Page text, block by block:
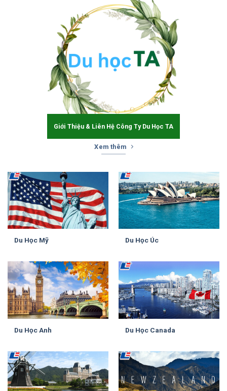
Giới Thiệu & Liên Hệ Công Ty Du Học TA
Xem thêm
Du Học Mỹ Du Học Úc
Du Học Anh Du Học Canada